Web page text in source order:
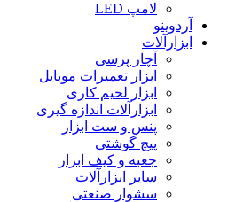
لامپ LED
آردوینو
ابزارآلات
آچار پرسی
ابزار تعمیرات موبایل
ابزار لحیم کاری
ابزارآلات اندازه گیری
پنس و ست ابزار
پیچ گوشتی
جعبه و کیف ابزار
سایر ابزارآلات
سشوار صنعتی